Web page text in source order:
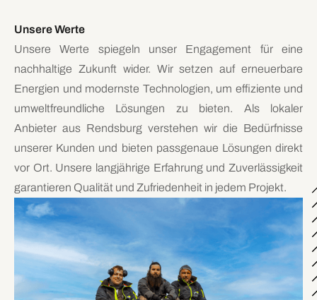
Unsere Werte
Unsere Werte spiegeln unser Engagement für eine
nachhaltige Zukunft wider. Wir setzen auf erneuerbare
Energien und modernste Technologien, um effiziente und
umweltfreundliche Lösungen zu bieten. Als lokaler
Anbieter aus Rendsburg verstehen wir die Bedürfnisse
unserer Kunden und bieten passgenaue Lösungen direkt
vor Ort. Unsere langjährige Erfahrung und Zuverlässigkeit
garantieren Qualität und Zufriedenheit in jedem Projekt.